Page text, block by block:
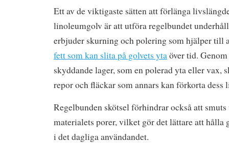
Ett av de viktigaste sätten att förlänga
linoleumgolv är att utföra regelbundet
erbjuder skurning och polering som hjälper till
fett som kan slita på golvets ytaöver tid.
skyddande lager, som en polerad yta eller vax,
repor och fläckar som annars kan förkorta dess
Regelbunden skötsel förhindrar också att
materialets porer, vilket gör det lättare att hålla
i det dagliga användandet.